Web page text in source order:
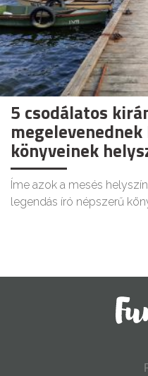
5 csodálatos
könyveinek
Íme azok a mesés
legendás író népszerű